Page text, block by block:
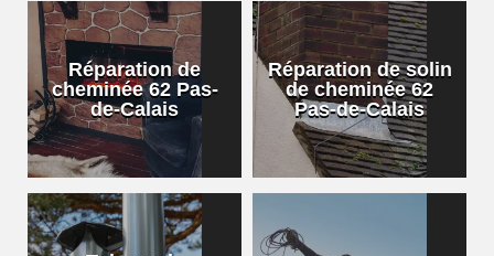
Réparation de
cheminée 62 Pas-
de-Calais
Réparation de solin
de cheminée 62
Pas-de-Calais